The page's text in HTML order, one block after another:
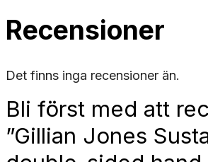
Recensioner
Det finns inga recensioner än.
Bli först med att
”Gillian Jones